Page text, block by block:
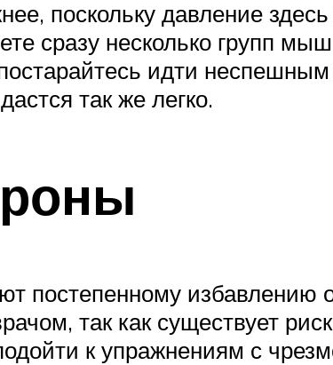
поскольку давление
сразу несколько групп
идти
так же легко.
постепенному избавлению
так как существует
к упражнениям с